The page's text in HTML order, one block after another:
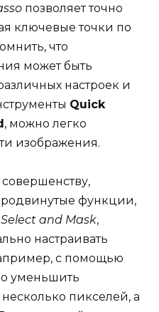
позволяет точно
ключевые точки по
что
может быть
настроек и
Quick
, можно легко
изображения.
совершенству,
функции,
Select and Mask,
настраивать
с помощью
уменьшить
пикселей, а